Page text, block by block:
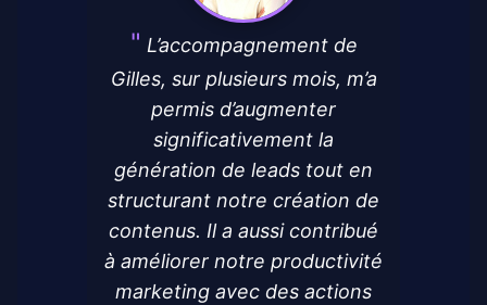
L’accompagnement de
Gilles, sur plusieurs mois, m’a
permis d’augmenter
significativement la
génération de leads tout en
structurant notre création de
contenus. Il a aussi contribué
à améliorer notre productivité
marketing avec des actions